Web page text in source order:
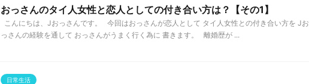
おっさんのタイ人女性と恋人としての付き合い方は？【その1】
こんにちは、Jおっさんです。 今回はおっさんが恋人として タイ人女性との付き合い方を Jお
っさんの経験を通して おっさんがうまく行く為に 書きます。 離婚歴が ...
日常生活